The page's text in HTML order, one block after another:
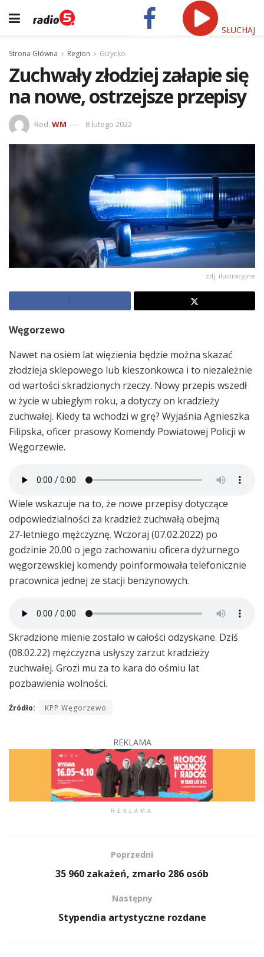
SŁUCHAJ
Strona Główna Region Giżycko
Zuchwały złodziej załapie się
na nowe, ostrzejsze przepisy
Red. WM 8 lutego 2022
zdj. ilustracyjne
Węgorzewo
Nawet na osiem lat więzienia będzie można skazać
złodzieja sklepowego lub kieszonkowca i to niezależnie
od wartości skradzionych rzeczy. Nowy przepis wszedł
w życie w ubiegłym roku, a dotyczy on kradzieży
zuchwałej. Kiedy ta wchodzi w grę? Wyjaśnia Agnieszka
Filipska, oficer prasowy Komendy Powiatowej Policji w
Węgorzewie.
Wiele wskazuje na to, że nowe przepisy dotyczące
odpowiedzialności za kradzież zuchwałą obejmą
27-letniego mężczyznę. Wczoraj (07.02.2022) po
godzinie 20.00 o jego zachowaniu oficera dyżurnego
węgorzewskiej komendy poinformowała telefonicznie
pracownica jednej ze stacji benzynowych.
Skradzione mienie zostało w całości odzyskane. Dziś
(08.02.22) mężczyzna usłyszy zarzut kradzieży
zuchwałej. Grozi mu za to kara do ośmiu lat
pozbawienia wolności.
Źródło: KPP Węgorzewo
REKLAMA
REKLAMA
Poprzedni
35 960 zakażeń, zmarło 286 osób
Następny
Stypendia artystyczne rozdane